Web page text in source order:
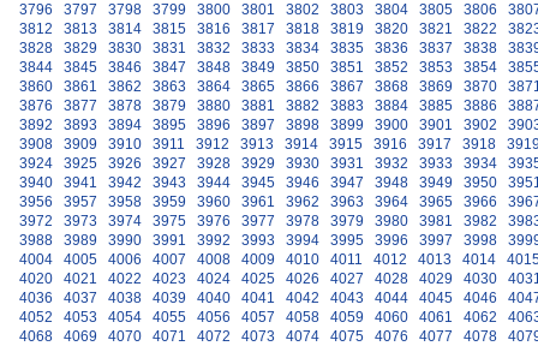
3796
3797 3798 3799 3800 3801 3802 3803 3804 3805 3806
3812
3813 3814 3815 3816 3817 3818 3819 3820 3821 3822
3828
3829 3830 3831 3832 3833 3834 3835 3836 3837 3838
3844
3845 3846 3847 3848 3849 3850 3851 3852 3853 3854
3860
3861 3862 3863 3864 3865 3866 3867 3868 3869 3870
3876
3877 3878 3879 3880 3881 3882 3883 3884 3885 3886
3892
3893 3894 3895 3896 3897 3898 3899 3900 3901 3902
3908
3909 3910 3911 3912 3913 3914 3915 3916 3917 3918
3924
3925 3926 3927 3928 3929 3930 3931 3932 3933 3934
3940
3941 3942 3943 3944 3945 3946 3947 3948 3949 3950
3956
3957 3958 3959 3960 3961 3962 3963 3964 3965 3966
3972
3973 3974 3975 3976 3977 3978 3979 3980 3981 3982
3988
3989 3990 3991 3992 3993 3994 3995 3996 3997 3998
4004
4005 4006 4007 4008 4009 4010 4011 4012 4013 4014
4020
4021 4022 4023 4024 4025 4026 4027 4028 4029 4030
4036
4037 4038 4039 4040 4041 4042 4043 4044 4045 4046
4052
4053 4054 4055 4056 4057 4058 4059 4060 4061 4062
4068
4069 4070 4071 4072 4073 4074 4075 4076 4077 4078